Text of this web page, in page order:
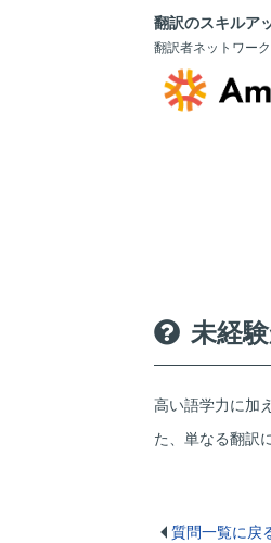
翻訳のスキルア
翻訳者ネットワー
未経
高い語学力に加
た、単なる翻訳
質問一覧に戻